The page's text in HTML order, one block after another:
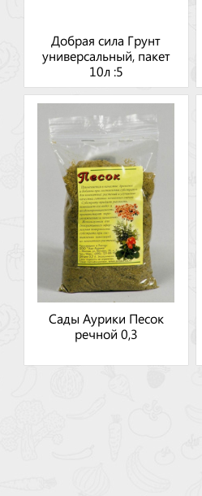
Добрая сила Грунт
универсальный, пакет
10л :5
Сады Аурики Песок
речной 0,3